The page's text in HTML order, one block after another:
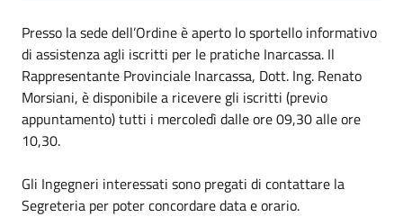
Presso la sede dell’Ordine è aperto lo sportello informativo
di assistenza agli iscritti per le pratiche Inarcassa. Il
Rappresentante Provinciale Inarcassa, Dott. Ing. Renato
Morsiani, è disponibile a ricevere gli iscritti (previo
appuntamento) tutti i mercoledì dalle ore 09,30 alle ore
10,30.
Gli Ingegneri interessati sono pregati di contattare la
Segreteria per poter concordare data e orario.